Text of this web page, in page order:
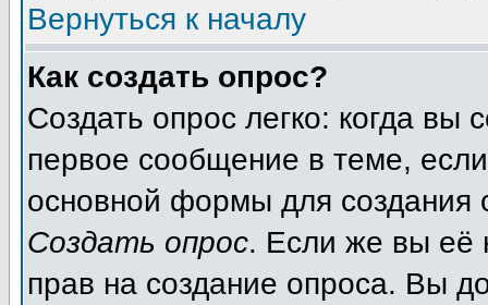
Вернуться к началу
Как создать опрос?
Создать опрос легко: когда вы
первое сообщение в теме,
основной формы для
Создать опрос. Если же вы её
прав на создание опроса. Вы